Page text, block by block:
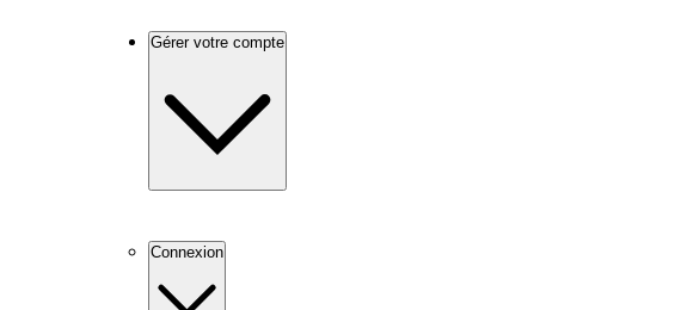
Gérer votre compte
Connexion